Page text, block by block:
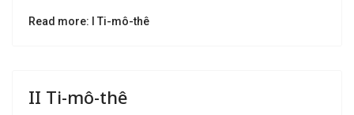
Read more: I Ti-mô-thê
II Ti-mô-thê